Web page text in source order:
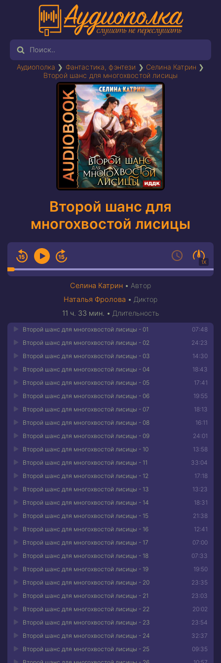
Аудиополка ❯ Фантастика, фэнтези ❯ Селина Катрин ❯
Второй шанс для многохвостой лисицы
Второй шанс для
многохвостой лисицы
1X
Селина Катрин •Автор
Наталья Фролова • Диктор
11 ч. 33 мин. • Длительность
07:48
Второй шанс для многохвостой лисицы - 01
24:23
Второй шанс для многохвостой лисицы - 02
14:30
Второй шанс для многохвостой лисицы - 03
18:43
Второй шанс для многохвостой лисицы - 04
17:41
Второй шанс для многохвостой лисицы - 05
19:55
Второй шанс для многохвостой лисицы - 06
18:13
Второй шанс для многохвостой лисицы - 07
16:11
Второй шанс для многохвостой лисицы - 08
24:01
Второй шанс для многохвостой лисицы - 09
13:58
Второй шанс для многохвостой лисицы - 10
33:04
Второй шанс для многохвостой лисицы - 11
17:18
Второй шанс для многохвостой лисицы - 12
13:23
Второй шанс для многохвостой лисицы - 13
18:31
Второй шанс для многохвостой лисицы - 14
21:38
Второй шанс для многохвостой лисицы - 15
12:41
Второй шанс для многохвостой лисицы - 16
07:00
Второй шанс для многохвостой лисицы - 17
07:33
Второй шанс для многохвостой лисицы - 18
19:50
Второй шанс для многохвостой лисицы - 19
23:35
Второй шанс для многохвостой лисицы - 20
23:03
Второй шанс для многохвостой лисицы - 21
20:02
Второй шанс для многохвостой лисицы - 22
23:54
Второй шанс для многохвостой лисицы - 23
32:37
Второй шанс для многохвостой лисицы - 24
09:35
Второй шанс для многохвостой лисицы - 25